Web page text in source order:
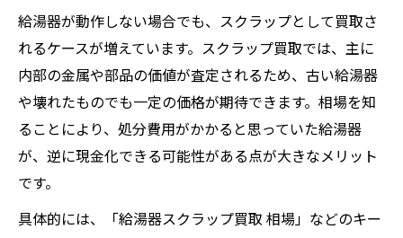
給湯器が動作しない場合でも、スクラップとして買取さ
れるケースが増えています。スクラップ買取では、主に
内部の金属や部品の価値が査定されるため、古い給湯器
や壊れたものでも一定の価格が期待できます。相場を知
ることにより、処分費用がかかると思っていた給湯器
が、逆に現金化できる可能性がある点が大きなメリット
です。
具体的には、「給湯器スクラップ買取 相場」などのキー